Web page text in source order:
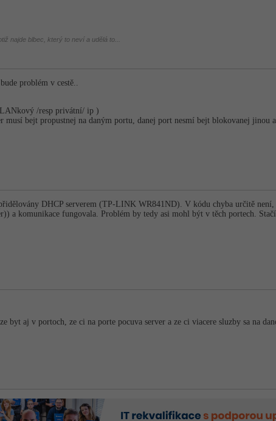
najde blbec, který to neví a udělá to...
problém v cestě..
/resp privátní/ ip )
bejt propustnej na daným portu, danej port nesmí bejt blokovanej jinou
DHCP serverem (TP-LINK WR841ND). V kódu chyba určitě není,
a komunikace fungovala. Problém by tedy asi mohl být v těch portech.
byt aj v portoch, ze ci na porte pocuva server a ze ci viacere sluzby sa na